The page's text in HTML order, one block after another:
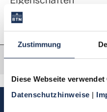
Zustimmung
Diese Webseite verwendet
Datenschutzhinweise |